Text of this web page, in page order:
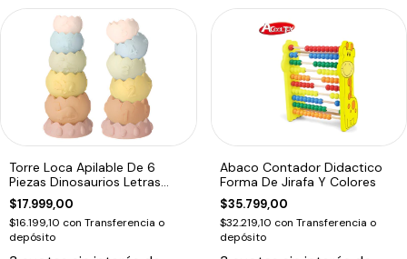
Torre Loca Apilable De 6
Piezas Dinosaurios Letras
Numeros Color Pasteles
$17.999,00
$16.199,10 con Transferencia o
depósito
Abaco Contador Didactico
Forma De Jirafa Y Colores
$35.799,00
$32.219,10 con Transferencia o
depósito